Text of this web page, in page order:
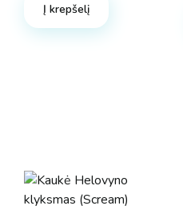
Į krepšelį